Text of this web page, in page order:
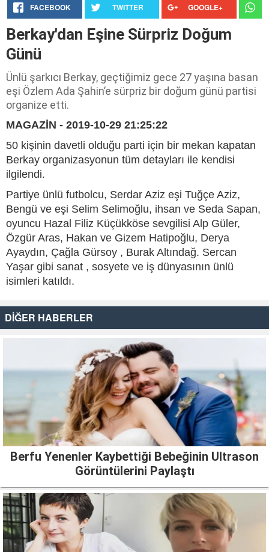
FACEBOOK TWITTER GOOGLE+
Berkay'dan Eşine Sürpriz Doğum
Günü
Ünlü şarkıcı Berkay, geçtiğimiz gece 27 yaşına basan
eşi Özlem Ada Şahin’e sürpriz bir doğum günü partisi
organize etti.
MAGAZİN - 2019-10-29 21:25:22
50 kişinin davetli olduğu parti için bir mekan kapatan
Berkay organizasyonun tüm detayları ile kendisi
ilgilendi.
Partiye ünlü futbolcu, Serdar Aziz eşi Tuğçe Aziz,
Bengü ve eşi Selim Selimoğlu, ihsan ve Seda Sapan,
oyuncu Hazal Filiz Küçükköse sevgilisi Alp Güler,
Özgür Aras, Hakan ve Gizem Hatipoğlu, Derya
Ayaydın, Çağla Gürsoy , Burak Altındağ. Sercan
Yaşar gibi sanat , sosyete ve iş dünyasının ünlü
isimleri katıldı.
DİĞER HABERLER
Berfu Yenenler Kaybettiği Bebeğinin Ultrason
Görüntülerini Paylaştı